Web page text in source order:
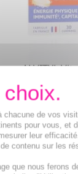
ALVITYL
13,09€
de vos
pour vous, et
leur
contenu sur les
que nous ferons